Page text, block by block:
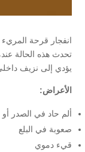
انفجار قرحة
تحدث هذه الحالة
يؤدي إلى نزيف
الأعراض:
ألم حاد في الصدر أو
صعوبة في البلع
قيء دموي